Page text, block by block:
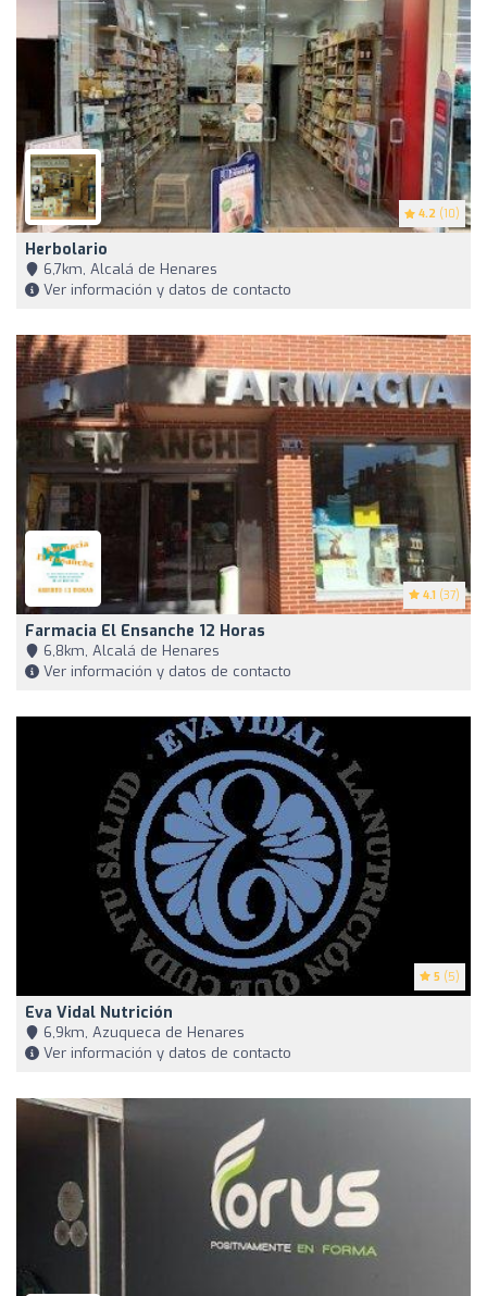
4.2 (10)
Herbolario
6,7km, Alcalá de Henares
Ver información y datos de contacto
4.1 (37)
Farmacia El Ensanche 12 Horas
6,8km, Alcalá de Henares
Ver información y datos de contacto
5 (5)
Eva Vidal Nutrición
6,9km, Azuqueca de Henares
Ver información y datos de contacto